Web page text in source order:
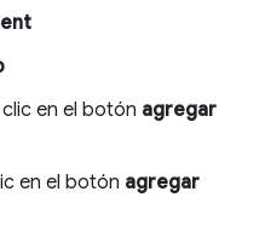
en el botón agregar
en el botón agregar